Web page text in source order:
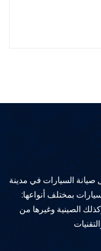
صيانة السيارات في مدينة
بمختلف أنواعها:
وكذلك الصينية وغيرها من